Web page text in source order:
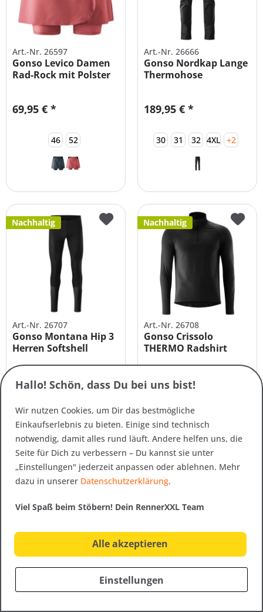
Art.-Nr. 26597
Gonso Levico Damen
Rad-Rock mit Polster
69,95 € *
46 52
Art.-Nr. 26666
Gonso Nordkap Lange
Thermohose
189,95 € *
30 31 32 4XL +2
Nachhaltig
Art.-Nr. 26707
Gonso Montana Hip 3
Herren Softshell
149,95 € *
4XL 5XL
Nachhaltig
Art.-Nr. 26708
Gonso Crissolo
THERMO Radshirt
99,95 € *
4XL
Hallo! Schön, dass Du bei uns bist!
Wir nutzen Cookies, um Dir das bestmögliche
Einkaufserlebnis zu bieten. Einige sind technisch
notwendig, damit alles rund läuft. Andere helfen uns, die
Seite für Dich zu verbessern – Du kannst sie unter
„Einstellungen" jederzeit anpassen oder ablehnen. Mehr
dazu in unserer Datenschutzerklärung.
Viel Spaß beim Stöbern! Dein RennerXXL Team
Alle akzeptieren
Einstellungen